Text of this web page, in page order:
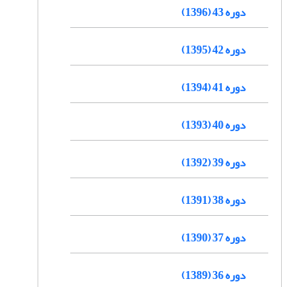
دوره 43 (1396)
دوره 42 (1395)
دوره 41 (1394)
دوره 40 (1393)
دوره 39 (1392)
دوره 38 (1391)
دوره 37 (1390)
دوره 36 (1389)